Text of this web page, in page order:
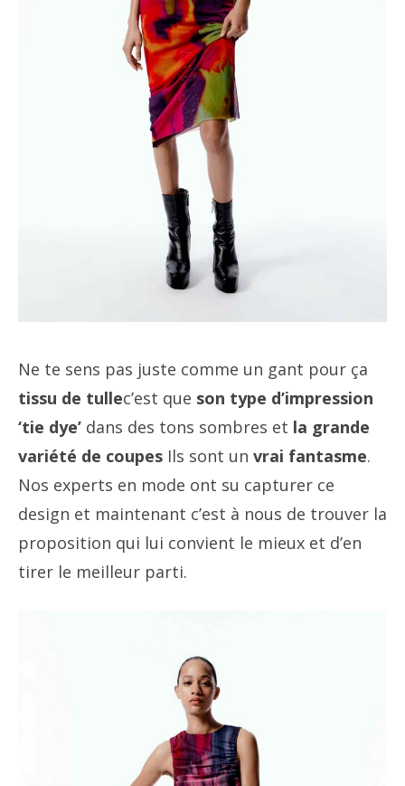
Ne te sens pas juste comme un gant pour ça
tissu de tullec’est que son type d’impression
‘tie dye’ dans des tons sombres et la grande
variété de coupes Ils sont un vrai fantasme.
Nos experts en mode ont su capturer ce
design et maintenant c’est à nous de trouver la
proposition qui lui convient le mieux et d’en
tirer le meilleur parti.